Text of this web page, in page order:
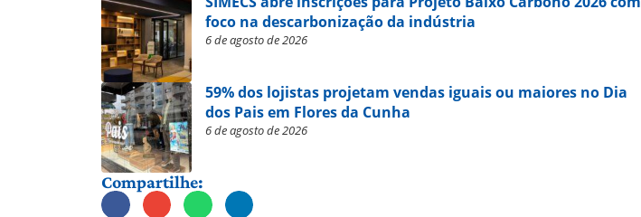
foco na descarbonização da indústria
6 de agosto de 2026
59% dos lojistas projetam vendas iguais ou maiores no Dia
dos Pais em Flores da Cunha
6 de agosto de 2026
Compartilhe: